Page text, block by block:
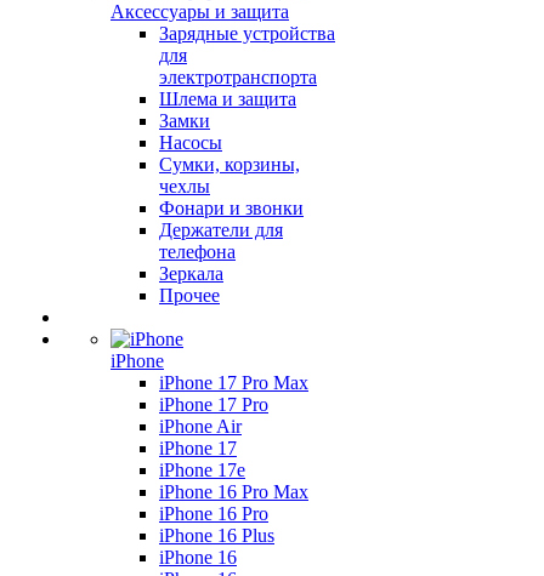
Аксессуары и защита
Зарядные устройства
для
электротранспорта
Шлема и защита
Замки
Насосы
Сумки, корзины,
чехлы
Фонари и звонки
Держатели для
телефона
Зеркала
Прочее
iPhone
iPhone 17 Pro Max
iPhone 17 Pro
iPhone Air
iPhone 17
iPhone 17e
iPhone 16 Pro Max
iPhone 16 Pro
iPhone 16 Plus
iPhone 16